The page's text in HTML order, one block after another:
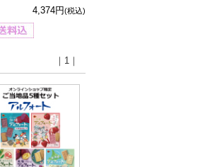
4,374円(税込)
｜1｜